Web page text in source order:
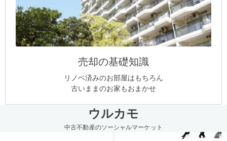
売却の基礎知識
リノベ済みのお部屋はもちろん
古いままのお家もおまかせ
ウルカモ
中古不動産のソーシャルマーケット